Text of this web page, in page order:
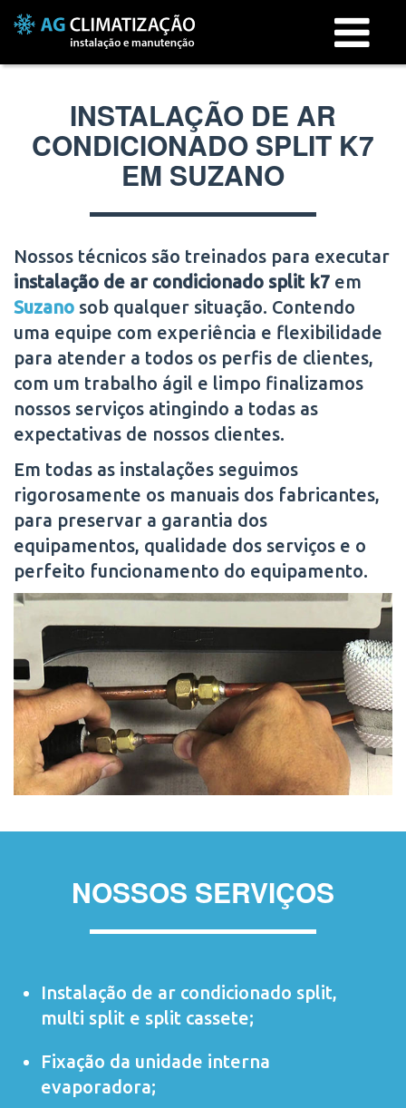
Menu
INSTALAÇÃO DE AR
CONDICIONADO SPLIT K7
EM SUZANO
Nossos técnicos são treinados para executar
instalação de ar condicionado split k7 em
Suzano sob qualquer situação. Contendo
uma equipe com experiência e flexibilidade
para atender a todos os perfis de clientes,
com um trabalho ágil e limpo finalizamos
nossos serviços atingindo a todas as
expectativas de nossos clientes.
Em todas as instalações seguimos
rigorosamente os manuais dos fabricantes,
para preservar a garantia dos
equipamentos, qualidade dos serviços e o
perfeito funcionamento do equipamento.
NOSSOS SERVIÇOS
Instalação de ar condicionado split,
multi split e split cassete;
Fixação da unidade interna
evaporadora;